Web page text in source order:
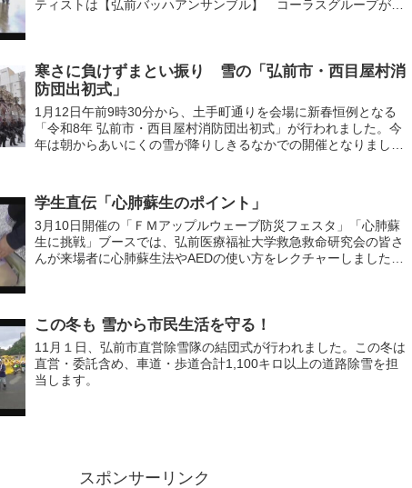
ティストは【弘前バッハアンサンブル】 コーラスグループが懐
寒さに負けずまとい振り 雪の「弘前市・西目屋村消
防団出初式」
1月12日午前9時30分から、土手町通りを会場に新春恒例となる
「令和8年 弘前市・西目屋村消防団出初式」が行われました。今
年は朝からあいにくの雪が降りしきるなかでの開催となりました
学生直伝「心肺蘇生のポイント」
3月10日開催の「ＦＭアップルウェーブ防災フェスタ」「心肺蘇
生に挑戦」ブースでは、弘前医療福祉大学救急救命研究会の皆さ
んが来場者に心肺蘇生法やAEDの使い方をレクチャーしました。
この冬も 雪から市民生活を守る！
11月１日、弘前市直営除雪隊の結団式が行われました。この冬は
直営・委託含め、車道・歩道合計1,100キロ以上の道路除雪を担
当します。
スポンサーリンク